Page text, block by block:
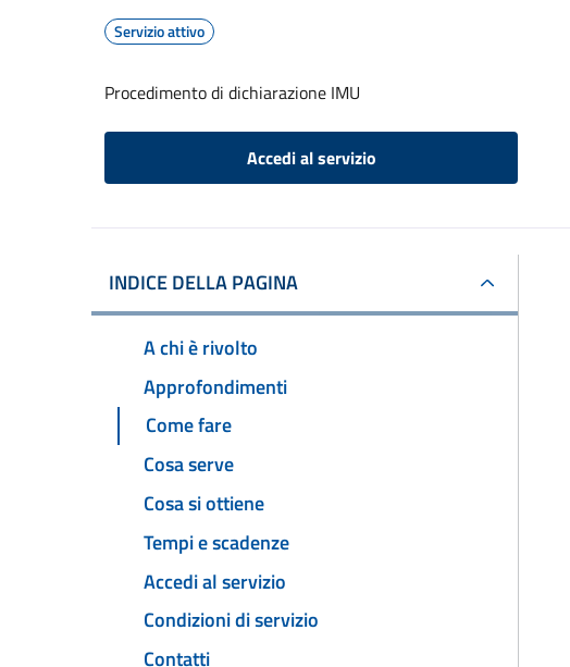
Servizio attivo
Procedimento di dichiarazione IMU
Accedi al servizio
INDICE DELLA PAGINA
A chi è rivolto
Approfondimenti
Come fare
Cosa serve
Cosa si ottiene
Tempi e scadenze
Accedi al servizio
Condizioni di servizio
Contatti